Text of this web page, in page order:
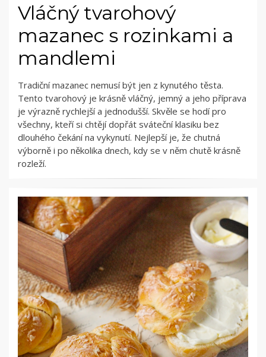
Vláčný tvarohový
mazanec s rozinkami a
mandlemi
Tradiční mazanec nemusí být jen z kynutého těsta.
Tento tvarohový je krásně vláčný, jemný a jeho příprava
je výrazně rychlejší a jednodušší. Skvěle se hodí pro
všechny, kteří si chtějí dopřát sváteční klasiku bez
dlouhého čekání na vykynutí. Nejlepší je, že chutná
výborně i po několika dnech, kdy se v něm chutě krásně
rozleží.